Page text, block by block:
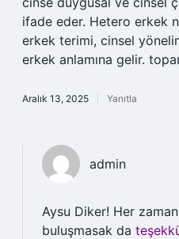
ifade eder. Hetero erkek
erkek terimi, cinsel
erkek anlamına gelir.
Aralık 13, 2025 Yanıtla
admin
Aysu Diker! Her
buluşmasak da